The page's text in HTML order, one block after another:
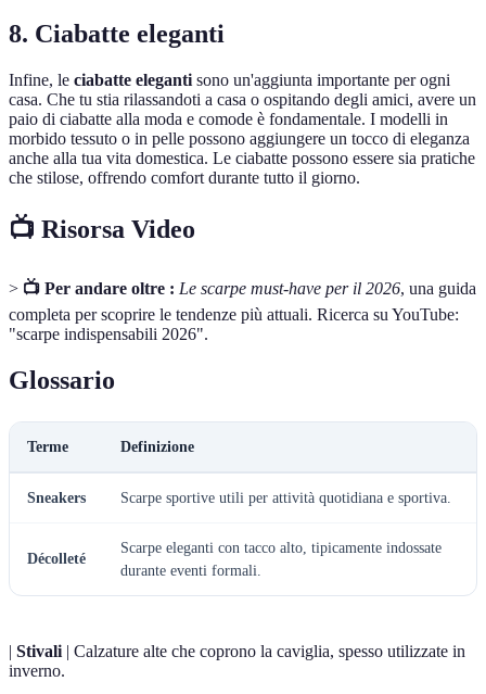
8. Ciabatte eleganti
Infine, le ciabatte eleganti sono un'aggiunta importante per ogni
casa. Che tu stia rilassandoti a casa o ospitando degli amici, avere un
paio di ciabatte alla moda e comode è fondamentale. I modelli in
morbido tessuto o in pelle possono aggiungere un tocco di eleganza
anche alla tua vita domestica. Le ciabatte possono essere sia pratiche
che stilose, offrendo comfort durante tutto il giorno.
📺 Risorsa Video
> 📺 Per andare oltre : Le scarpe must-have per il 2026, una guida
completa per scoprire le tendenze più attuali. Ricerca su YouTube:
"scarpe indispensabili 2026".
Glossario
Terme Definizione
Sneakers Scarpe sportive utili per attività quotidiana e sportiva.
Décolleté
Scarpe eleganti con tacco alto, tipicamente indossate
durante eventi formali.
| Stivali | Calzature alte che coprono la caviglia, spesso utilizzate in
inverno.